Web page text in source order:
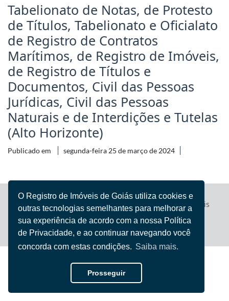
O Registro de Imóveis de Goiás utiliza cookies e
outras tecnologias semelhantes para melhorar a
sua experiência de acordo com a nossa Política
de Privacidade, e ao continuar navegando você
concorda com estas condições. Saiba mais.
Prosseguir
Tabelionato de Notas, de Protesto
de Títulos, Tabelionato e Oficialato
de Registro de Contratos
Marítimos, de Registro de Imóveis,
de Registro de Títulos e
Documentos, Civil das Pessoas
Jurídicas, Civil das Pessoas
Naturais e de Interdições e Tutelas
(Alto Horizonte)
Publicado em segunda-feira 25 de março de 2024
© 2022 - 2026 Todos direitos reservados Registro de Imóveis
Desenvolvido porIury Flores